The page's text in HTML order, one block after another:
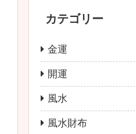
カテゴリー
金運
開運
風水
風水財布